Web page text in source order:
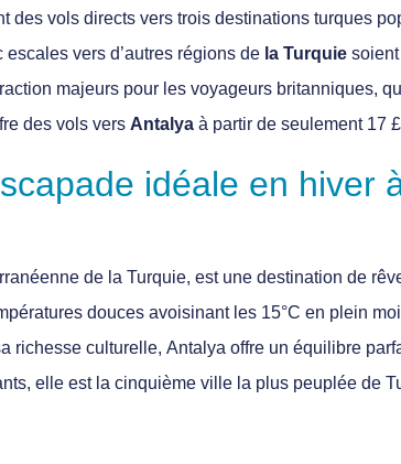
des vols directs vers trois destinations turques
vers d’autres régions de la Turquie
majeurs pour les voyageurs britanniques,
des vols vers Antalya à partir de seulement 17 £
idéale en hiver
de la Turquie, est une destination de
douces avoisinant les 15°C en plein
richesse culturelle, Antalya offre un équilibre
, elle est la cinquième ville la plus peuplée de